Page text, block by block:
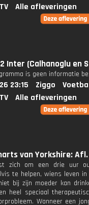
Alle afleveringen
Inter (Calhanoglu en
is geen informatie
23:15 Ziggo
Alle afleveringen
van Yorkshire:
zich om een drie uur
te helpen, wiens leven
bij zijn moeder kan
heel speciaal
Wanneer een